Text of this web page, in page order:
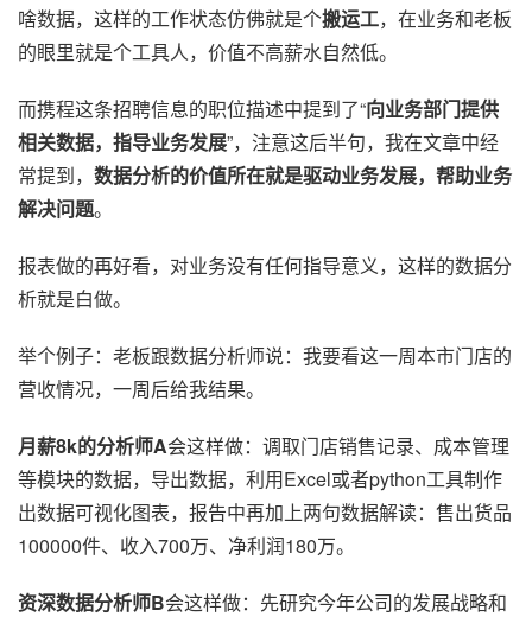
啥数据，这样的工作状态仿佛就是个搬运工，在业务和老板
的眼里就是个工具人，价值不高薪水自然低。
而携程这条招聘信息的职位描述中提到了“向业务部门提供
相关数据，指导业务发展”，注意这后半句，我在文章中经
常提到， 数据分析的价值所在就是驱动业务发展，帮助业务
解决问题。
报表做的再好看，对业务没有任何指导意义，这样的数据分
析就是白做。
举个例子：老板跟数据分析师说：我要看这一周本市门店的
营收情况，一周后给我结果。
月薪8k的分析师A会这样做：调取门店销售记录、成本管理
等模块的数据，导出数据，利用Excel或者python工具制作
出数据可视化图表，报告中再加上两句数据解读：售出货品
100000件、收入700万、净利润180万。
资深数据分析师B会这样做：先研究今年公司的发展战略和